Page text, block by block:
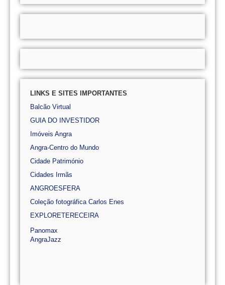
LINKS E SITES IMPORTANTES
Balcão Virtual
GUIA DO INVESTIDOR
Imóveis Angra
Angra-Centro do Mundo
Cidade Património
Cidades Irmãs
ANGROESFERA
Coleção fotográfica Carlos Enes
EXPLORETERECEIRA
Panomax
AngraJazz